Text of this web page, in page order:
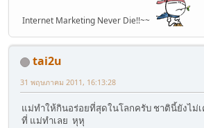
Internet Marketing Never Die!!~~
tai2u
31 พฤษภาคม 2011, 16:13:28
แม่ทำให้กินอร่อยที่สุดในโลกครับ ชาตินี้ยังไม่
ที่ แม่ทำเลย หุหุ